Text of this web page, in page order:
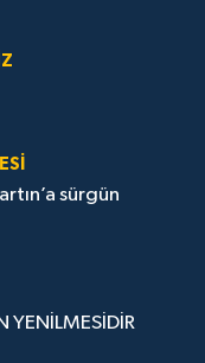
sürgün
YENİLMESİDİR